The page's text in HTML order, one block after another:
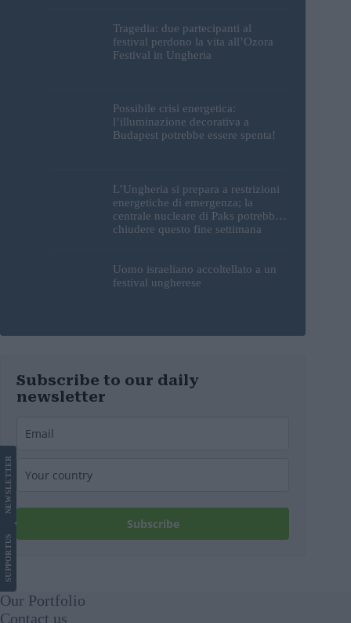
Tragedia: due partecipanti al
festival perdono la vita all’Ozora
Festival in Ungheria
Possibile crisi energetica:
l’illuminazione decorativa a
Budapest potrebbe essere spenta!
L’Ungheria si prepara a restrizioni
energetiche di emergenza; la
centrale nucleare di Paks potrebbe
chiudere questo fine settimana
Uomo israeliano accoltellato a un
festival ungherese
Subscribe to our daily
newsletter
Subscribe
SUPPORT
US
NEWS
LETTER
Our Portfolio
Contact us